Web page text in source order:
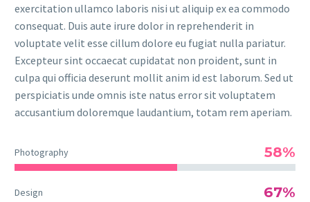
exercitation ullamco laboris nisi ut aliquip ex ea commodo
consequat. Duis aute irure dolor in reprehenderit in
voluptate velit esse cillum dolore eu fugiat nulla pariatur.
Excepteur sint occaecat cupidatat non proident, sunt in
culpa qui officia deserunt mollit anim id est laborum. Sed ut
perspiciatis unde omnis iste natus error sit voluptatem
accusantium doloremque laudantium, totam rem aperiam.
Photography 58%
Design 67%